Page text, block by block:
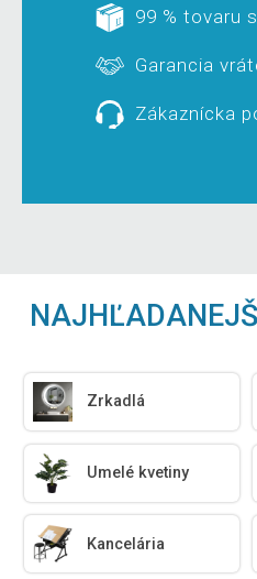
99 % tovaru
Garancia
Zákaznícka
Zrkadlá
Umelé kvetiny
Kancelária